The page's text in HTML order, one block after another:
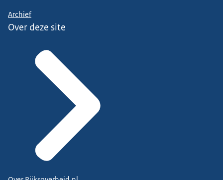
Archief
Over deze site